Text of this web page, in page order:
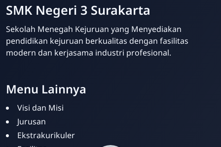
Admin Sekolah
Online
SMK Negeri 3 Surakarta
Sekolah Menegah Kejuruan yang Menyediakan
pendidikan kejuruan berkualitas dengan fasilitas
modern dan kerjasama industri profesional.
Menu Lainnya
Visi dan Misi
Jurusan
Ekstrakurikuler